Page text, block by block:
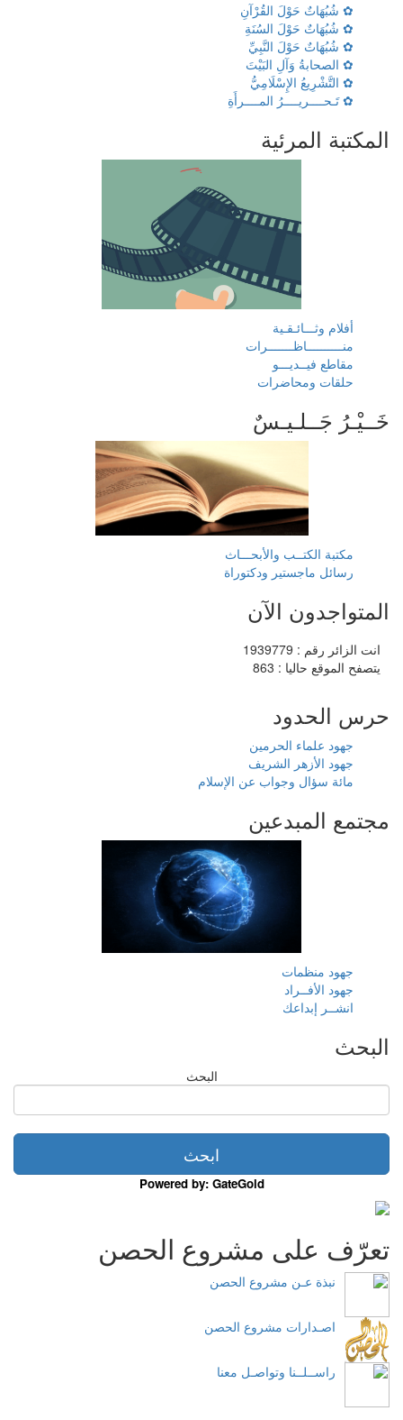
✿ شُبُهَاتٌ حَوْلَ القُرْآنِ
✿ شُبُهَاتٌ حَوْلَ السُنَةِ
✿ شُبُهَاتٌ حَوْلَ النَّبِيِّ
✿ الصحابةُ وَآلِ البَيْتَ
✿ التَّشْرِيعُ الإِسْلَامِيُّ
✿ تَـحــــريــــرُ المــــرأَةِ
المكتبة المرئية
أفلام وثـــائـقـية
منــــــــــاظـــــــرات
مقاطع فيــديـــو
حلقات ومحاضرات
خَــيْـرُ جَــلـيـسٌ
مكتبة الكتــب والأبحـــاث
رسائل ماجستير ودكتوراة
المتواجدون الآن
انت الزائر رقم : 1939779
يتصفح الموقع حاليا : 863
حرس الحدود
جهود علماء الحرمين
جهود الأزهر الشريف
مائة سؤال وجواب عن الإسلام
مجتمع المبدعين
جهود منظمات
جهود الأفــراد
انشــر إبداعك
البحث
البحث
Powered by: GateGold
تعرّف على مشروع الحصن
نبذة عـن مشروع الحصن
اصـدارات مشروع الحصن
راســلــنا وتواصـل معنا